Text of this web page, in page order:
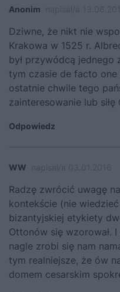
Anonim
Dziwne, że nikt nie
Krakowa w 1525 r.
był przywódcą jednego
tym czasie de facto one
ostatnie chwile tego
zainteresowanie lub
Odpowiedz
WW
Radzę zwrócić uwagę
kontekście (nie
bizantyjskiej etykiety
Ottonów się wzorował.
nagle zrobi się nam
tym realniejsze, że ów
domem cesarskim